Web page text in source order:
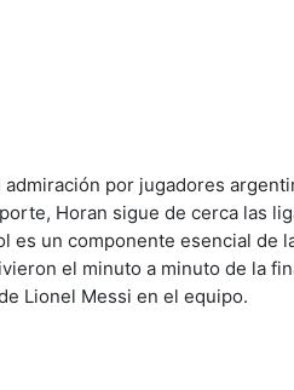
por jugadores
Horan sigue de cerca las
un componente esencial de
el minuto a minuto de la
Lionel Messi en el equipo.